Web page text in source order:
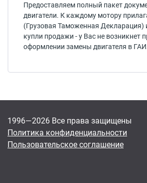
Предоставляем полный пакет
двигатели. К каждому мотору
(Грузовая Таможенная Декларация)
купли продажи - у Вас не возникнет
оформлении замены двигателя в
1996—2026 Все права защищены
Политика конфиденциальности
Пользовательское соглашение